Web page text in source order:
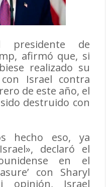
presidente de
afirmó que, si
realizado su
Israel contra
de este año, el
destruido con
hecho eso, ya
declaró el
en el
con Sharyl
opinión, Israel